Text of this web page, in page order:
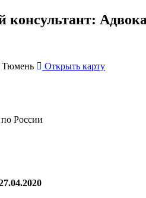
Тюмень
Открыть карту
России